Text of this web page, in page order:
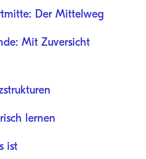
Der Mittelweg
Mit Zuversicht
lernen
ist